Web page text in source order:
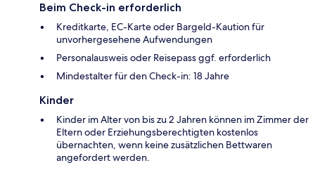
Beim Check-in erforderlich
Kreditkarte, EC-Karte oder Bargeld-Kaution für
unvorhergesehene Aufwendungen
Personalausweis oder Reisepass ggf. erforderlich
Mindestalter für den Check-in: 18 Jahre
Kinder
Kinder im Alter von bis zu 2 Jahren können im Zimmer der
Eltern oder Erziehungsberechtigten kostenlos
übernachten, wenn keine zusätzlichen Bettwaren
angefordert werden.